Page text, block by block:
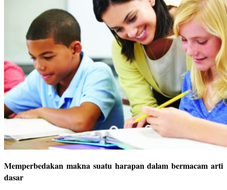
Memperbedakan makna suatu harapan dalam bermacam arti
dasar